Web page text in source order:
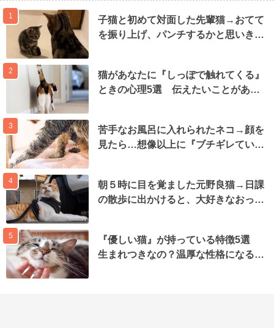
1
子猫と初めて対面した先輩猫→おてて
を振り上げ、パンチするかと思いき…
2
猫があなたに『しっぽで触れてくる』
ときの心理5選 伝えたいことがあ…
3
苦手なお風呂に入れられたネコ→顔を
見たら…想像以上に『ブチギレてい…
4
朝５時に目を覚ました元野良猫→日課
の散歩に出かけると、大好きなおっ…
5
『優しい猫』が持っている特徴5選
生まれつきなの？温厚な性格になる…